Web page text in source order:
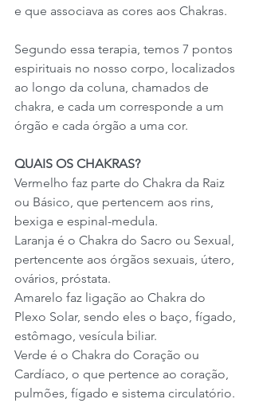
e que associava as cores aos Chakras.
Segundo essa terapia, temos 7 pontos
espirituais no nosso corpo, localizados
ao longo da coluna, chamados de
chakra, e cada um corresponde a um
órgão e cada órgão a uma cor.
QUAIS OS CHAKRAS?
Vermelho faz parte do Chakra da Raiz
ou Básico, que pertencem aos rins,
bexiga e espinal-medula.
Laranja é o Chakra do Sacro ou Sexual,
pertencente aos órgãos sexuais, útero,
ovários, próstata.
Amarelo faz ligação ao Chakra do
Plexo Solar, sendo eles o baço, fígado,
estômago, vesícula biliar.
Verde é o Chakra do Coração ou
Cardíaco, o que pertence ao coração,
pulmões, fígado e sistema circulatório.